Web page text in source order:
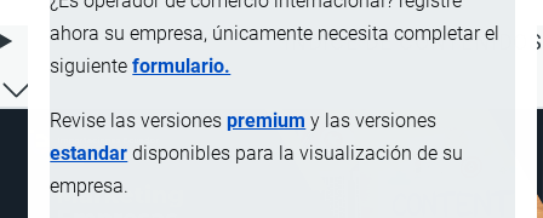
ahora su empresa, únicamente necesita completar el
siguienteformulario.
Revise las versionespremium y las versiones
estandar disponibles para la visualización de su
empresa.
ÍNDICE DE CONTENIDOS